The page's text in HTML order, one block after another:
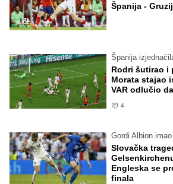
Španija -
Španija
Rodri šutirao i
Morata stajao
VAR odlučio
4
Gordi Albion
Slovačka
Engleska se
finala